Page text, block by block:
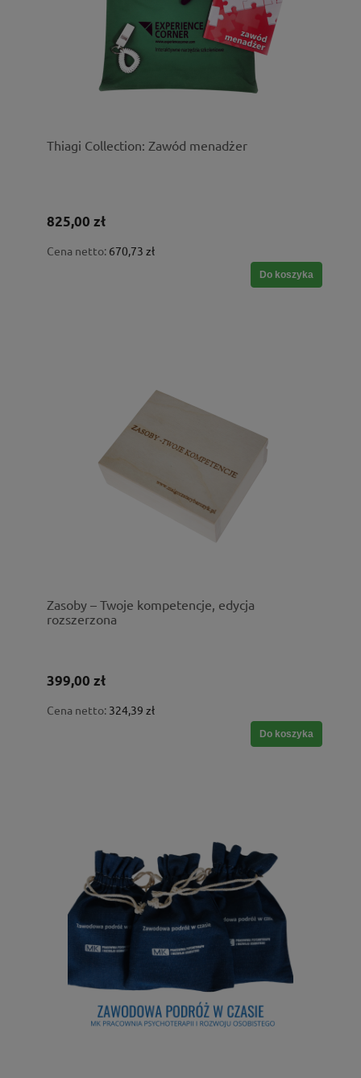
Thiagi Collection: Zawód menadżer
825,00 zł
Cena netto: 670,73 zł
Do koszyka
Zasoby – Twoje kompetencje, edycja
rozszerzona
399,00 zł
Cena netto: 324,39 zł
Do koszyka